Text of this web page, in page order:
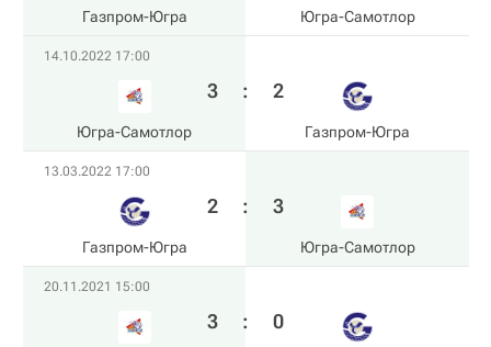
Газпром-Югра Югра-Самотлор
14.10.2022 17:00
Югра-Самотлор
3 : 2
Газпром-Югра
13.03.2022 17:00
Газпром-Югра
2 : 3
Югра-Самотлор
20.11.2021 15:00
3 : 0